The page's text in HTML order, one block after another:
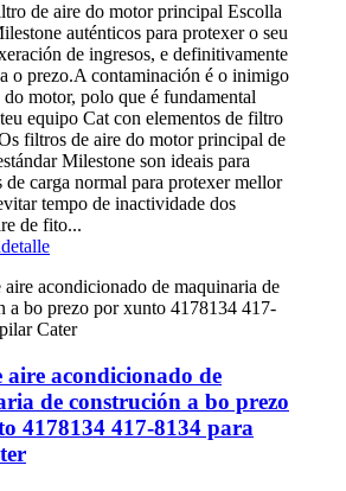
de aire do motor principal Escolla
auténticos para protexer o seu
de ingresos, e definitivamente
o prezo.A contaminación é o inimigo
motor, polo que é fundamental
equipo Cat con elementos de filtro
filtros de aire do motor principal de
Milestone son ideais para
de carga normal para protexer mellor
tempo de inactividade dos
de fito...
detalle
acondicionado de
de construción a bo prezo
4178134 417-8134 para